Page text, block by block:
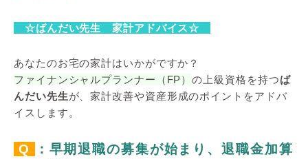
☆ばんだい先生 家計アドバイス☆
あなたのお宅の家計はいかがですか？
ファイナンシャルプランナー（FP）の上級資格を持つば
んだい先生が、家計改善や資産形成のポイントをアドバ
イスします。
Q
：早期退職の募集が始まり、退職金加算